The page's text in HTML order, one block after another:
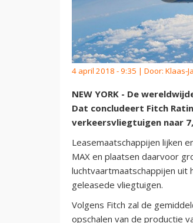
4 april 2018 - 9:35 | Door: Klaas-
NEW YORK - De
Dat concludeert Fitch
verkeersvliegtuigen naar
Leasemaatschappijen lijken
MAX en plaatsen daarvoor
luchtvaartmaatschappijen uit
geleasede vliegtuigen.
Volgens Fitch zal de
opschalen van de productie